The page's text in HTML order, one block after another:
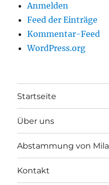
Anmelden
Feed der Einträge
Kommentar-Feed
WordPress.org
Startseite
Über uns
Abstammung von Mila
Kontakt